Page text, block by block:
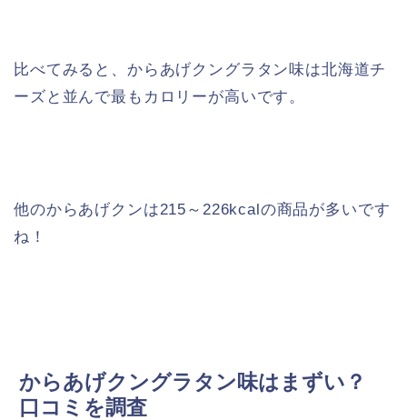
比べてみると、からあげクングラタン味は北海道チ
ーズと並んで最もカロリーが高いです。
他のからあげクンは215～226kcalの商品が多いです
ね！
からあげクングラタン味はまずい？
口コミを調査